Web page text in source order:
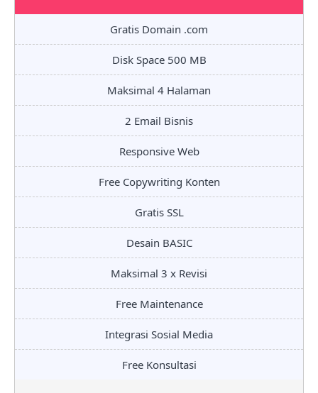
Gratis Domain .com
Disk Space 500 MB
Maksimal 4 Halaman
2 Email Bisnis
Responsive Web
Free Copywriting Konten
Gratis SSL
Desain BASIC
Maksimal 3 x Revisi
Free Maintenance
Integrasi Sosial Media
Free Konsultasi